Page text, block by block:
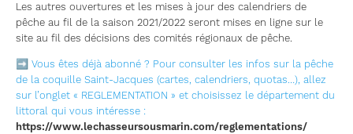
Les autres ouvertures et les mises à jour des calendriers de
pêche au fil de la saison 2021/2022 seront mises en ligne sur le
site au fil des décisions des comités régionaux de pêche.
➡ Vous êtes déjà abonné ? Pour consulter les infos sur la pêche
de la coquille Saint-Jacques (cartes, calendriers, quotas…), allez
sur l’onglet « REGLEMENTATION » et choisissez le département du
littoral qui vous intéresse :
https://www.lechasseursousmarin.com/reglementations/